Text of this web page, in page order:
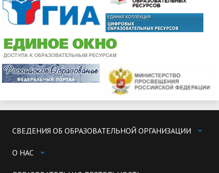
СВЕДЕНИЯ ОБ ОБРАЗОВАТЕЛЬНОЙ ОРГАНИЗАЦИИ
О НАС